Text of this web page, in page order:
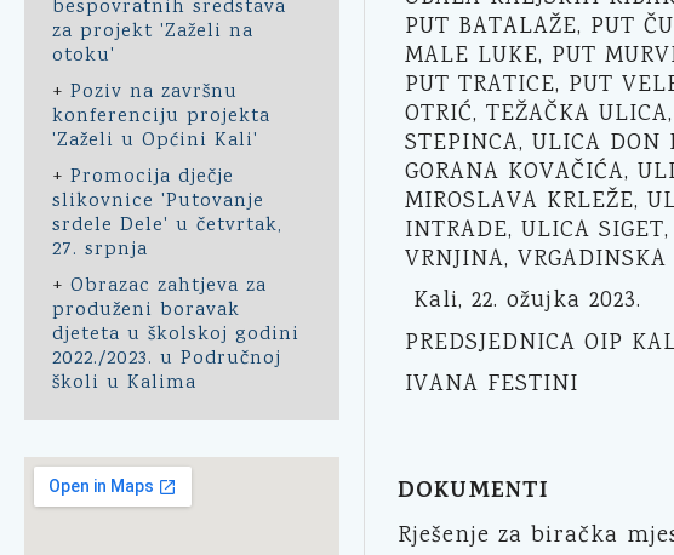
bespovratnih sredstava
za projekt 'Zaželi na
otoku'
+ Poziv na završnu
konferenciju projekta
'Zaželi u Općini Kali'
+ Promocija dječje
slikovnice 'Putovanje
srdele Dele' u četvrtak,
27. srpnja
+ Obrazac zahtjeva za
produženi boravak
djeteta u školskoj godini
2022./2023. u Područnoj
školi u Kalima
PUT BATALAŽE, PUT
MALE LUKE, PUT
PUT TRATICE, PUT
OTRIĆ, TEŽAČKA
STEPINCA, ULICA DON
GORANA KOVAČIĆA,
MIROSLAVA KRLEŽE,
INTRADE, ULICA
VRNJINA,
Kali, 22. ožujka 2023.
PREDSJEDNICA OIP
IVANA FESTINI
DOKUMENTI
Rješenje za biračka